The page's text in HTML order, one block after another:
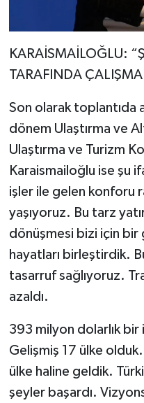
KARAİSMAİLOĞLU:
TARAFINDA
Son olarak toplantıda
dönem Ulaştırma ve
Ulaştırma ve Turizm
Karaismailoğlu ise şu
işler ile gelen konforu
yaşıyoruz. Bu tarz
dönüşmesi bizi için bir
hayatları birleştirdik.
tasarruf sağlıyoruz.
azaldı.
393 milyon dolarlık
Gelişmiş 17 ülke olduk.
ülke haline geldik.
şeyler başardı.